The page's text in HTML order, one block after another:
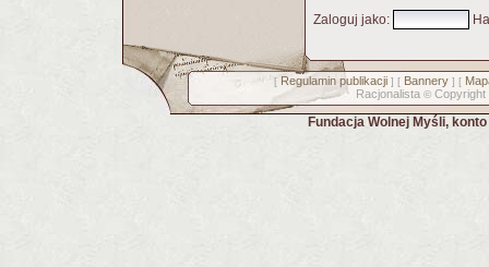
Zaloguj jako:
[ Regulamin publikacji] [ Bannery] [
Racjonalista © Copyright
Fundacja Wolnej Myśli,